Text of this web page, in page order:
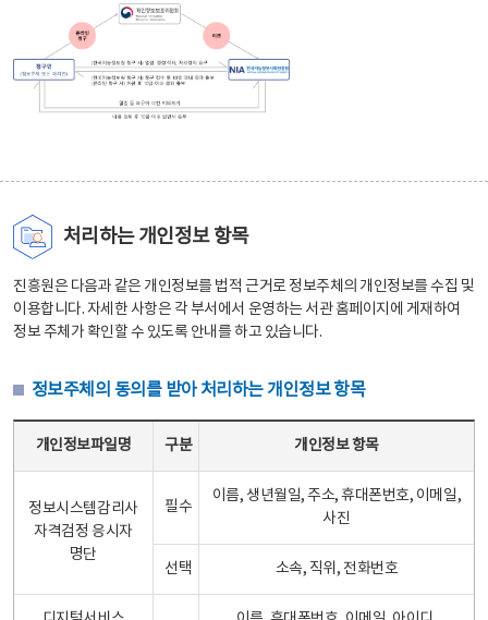
처리하는 개인정보 항목
진흥원은 다음과 같은 개인정보를 법적 근거로 정보주체의 개인정보를 수집 및
이용합니다. 자세한 사항은 각 부서에서 운영하는 서관 홈페이지에 게재하여
정보 주체가 확인할 수 있도록 안내를 하고 있습니다.
정보주체의 동의를 받아 처리하는 개인정보 항목
개인정보파일명 구분 개인정보 항목
정보시스템감리사
자격검정 응시자
명단
필수
이름, 생년월일, 주소, 휴대폰번호, 이메일,
사진
선택 소속, 직위, 전화번호